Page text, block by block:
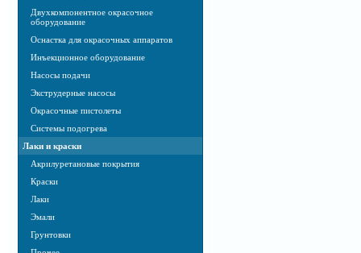
Двухкомпонентное окрасочное
оборудование
Оснастка для окрасочных аппаратов
Инъекционное оборудование
Насосы подачи
Экструдерные насосы
Окрасочные пистолеты
Системы подогрева
Лаки и краски
Акрилуретановые покрытия
Краски
Лаки
Эмали
Грунтовки